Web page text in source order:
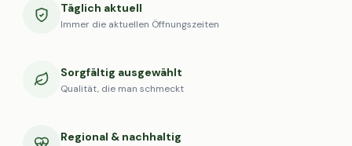
Täglich aktuell
Immer die aktuellen Öffnungszeiten
Sorgfältig ausgewählt
Qualität, die man schmeckt
Regional & nachhaltig